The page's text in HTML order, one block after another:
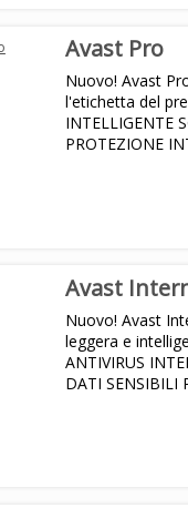
Avast Pro
Nuovo! Avast
l'etichetta del
INTELLIGENTE
PROTEZIONE
Avast
Nuovo! Avast
leggera e
ANTIVIRUS
DATI SENSIBILI